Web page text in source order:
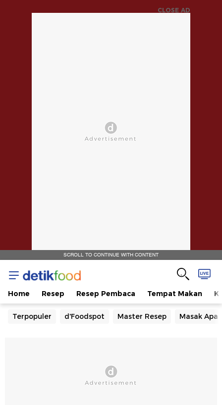
CLOSE AD
SCROLL TO CONTINUE WITH CONTENT
Home Resep Resep Pembaca Tempat Makan
Terpopuler d'Foodspot Master Resep Masak Apa